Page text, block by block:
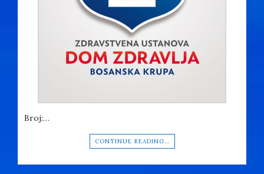
Broj:…
CONTINUE READING…